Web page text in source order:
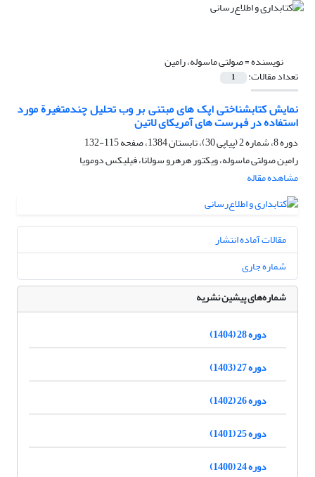
نویسنده =صولتی ماسوله، رامین
تعداد مقالات: 1
نمایش کتابشناختی اپک های مبتنی بر وب تحلیل چندمتغیرة مورد
استفاده در فهرست های آمریکای لاتین
دوره 8، شماره 2 (پیاپی 30)، تابستان 1384، صفحه
115-132
رامین صولتی ماسوله، ویکتور هرهرو سولانا، فیلیکس دومویا
مشاهده مقاله
مقالات آماده انتشار
شماره جاری
شماره‌های پیشین نشریه
دوره 28 (1404)
دوره 27 (1403)
دوره 26 (1402)
دوره 25 (1401)
دوره 24 (1400)